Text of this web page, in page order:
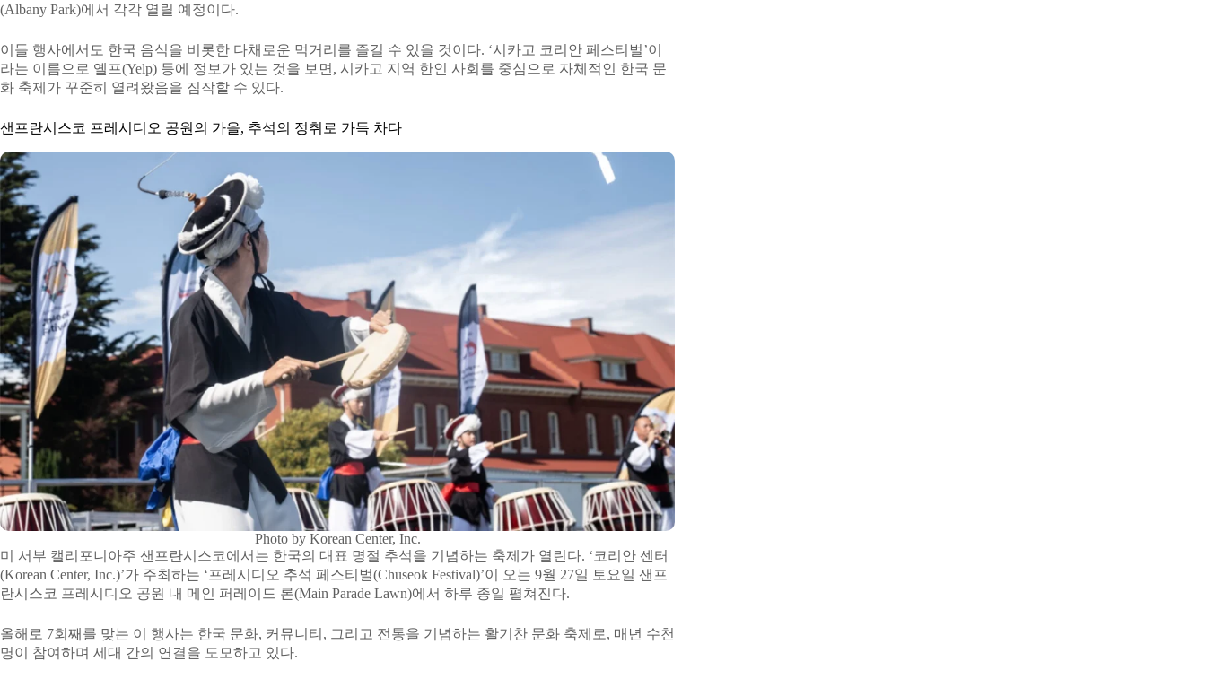
(Albany Park)에서 각각 열릴 예정이다.
이들 행사에서도 한국 음식을 비롯한 다채로운 먹거리를 즐길 수 있을 것이다. ‘시카고 코리안 페스티벌’이
라는 이름으로 옐프(Yelp) 등에 정보가 있는 것을 보면, 시카고 지역 한인 사회를 중심으로 자체적인 한국 문
화 축제가 꾸준히 열려왔음을 짐작할 수 있다.
샌프란시스코 프레시디오 공원의 가을, 추석의 정취로 가득 차다
Photo by Korean Center, Inc.
미 서부 캘리포니아주 샌프란시스코에서는 한국의 대표 명절 추석을 기념하는 축제가 열린다. ‘코리안 센터
(Korean Center, Inc.)’가 주최하는 ‘프레시디오 추석 페스티벌(Chuseok Festival)’이 오는 9월 27일 토요일 샌프
란시스코 프레시디오 공원 내 메인 퍼레이드 론(Main Parade Lawn)에서 하루 종일 펼쳐진다.
올해로 7회째를 맞는 이 행사는 한국 문화, 커뮤니티, 그리고 전통을 기념하는 활기찬 문화 축제로, 매년 수천
명이 참여하며 세대 간의 연결을 도모하고 있다.